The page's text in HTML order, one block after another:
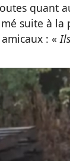
quant
suite à
amicaux : «